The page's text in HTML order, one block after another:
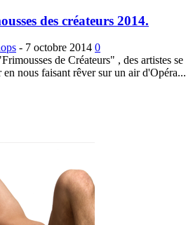
des créateurs 2014.
- 7 octobre 2014 0
de Créateurs" , des artistes se
nous faisant rêver sur un air d'Opéra...